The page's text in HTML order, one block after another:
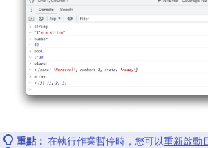
重點： 在執行作業暫停時，您可以重新啟動